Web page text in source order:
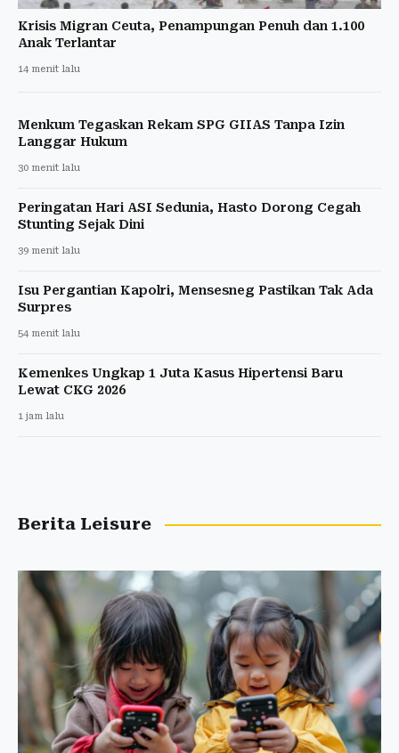
Krisis Migran Ceuta, Penampungan Penuh dan 1.100
Anak Terlantar
14 menit lalu
Menkum Tegaskan Rekam SPG GIIAS Tanpa Izin
Langgar Hukum
30 menit lalu
Peringatan Hari ASI Sedunia, Hasto Dorong Cegah
Stunting Sejak Dini
39 menit lalu
Isu Pergantian Kapolri, Mensesneg Pastikan Tak Ada
Surpres
54 menit lalu
Kemenkes Ungkap 1 Juta Kasus Hipertensi Baru
Lewat CKG 2026
1 jam lalu
Berita Leisure